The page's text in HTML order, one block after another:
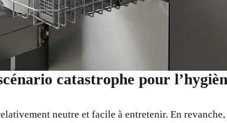
catastrophe pour
neutre et facile à entretenir. En revanche,